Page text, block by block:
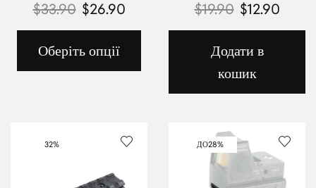
$33.90 $26.90
Оберіть опції
$19.90 $12.90
Додати в
кошик
32% ДО28%